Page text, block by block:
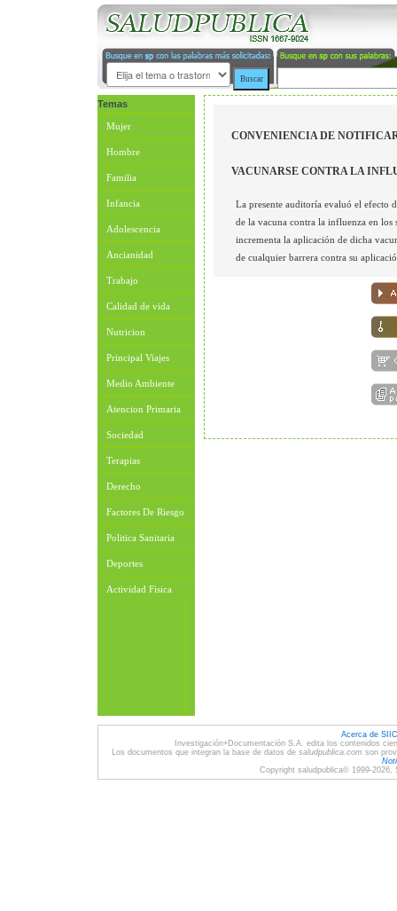
Temas
Mujer
Hombre
Familia
Infancia
Adolescencia
Ancianidad
Trabajo
Calidad de vida
Nutricion
Principal Viajes
Medio Ambiente
Atencion Primaria
Sociedad
Terapias
Derecho
Factores De Riesgo
Politica Sanitaria
Deportes
Actividad Fisica
CONVENIENCIA DE
VACUNARSE CONTRA LA
La presente auditoría evaluó el efecto
de la vacuna contra la influenza en
incrementa la aplicación de dicha
de cualquier barrera contra su
Acerca de
Investigación+Documentación S.A. edita los contenidos
Los documentos que integran la base de datos de saludpublica.com son
Copyright saludpublica© 1999-